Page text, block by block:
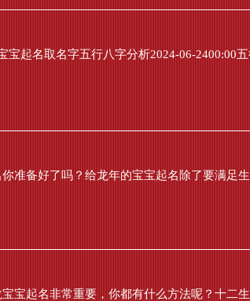
起名取名字五行八字分析2024-06-2400:00
准备好了吗？给龙年的宝宝起名除了要满足
宝起名非常重要，你都有什么方法呢？十二